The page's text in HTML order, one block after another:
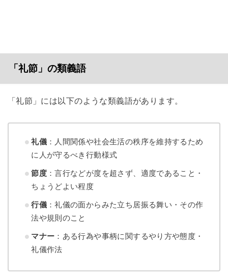
「礼節」の類義語
「礼節」には以下のような類義語があります。
礼儀：人間関係や社会生活の秩序を維持するため
に人が守るべき行動様式
節度：言行などが度を超さず、適度であること・
ちょうどよい程度
行儀：礼儀の面からみた立ち居振る舞い・その作
法や規則のこと
マナー ：ある行為や事柄に関するやり方や態度・
礼儀作法